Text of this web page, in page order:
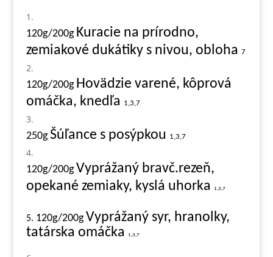
120g/200g Kuracie na prírodno,
zemiakové dukátiky s nivou, obloha 7
120g/200g Hovädzie varené, kôprová
omáčka, knedľa
1,3,7
250gŠúľance s posýpkou 1,3,7
120g/200gVyprážaný bravč.rezeň,
opekané zemiaky, kyslá uhorka
1,3,7
5. 120g/200gVyprážaný syr, hranolky,
tatárska omáčka
1,3,7